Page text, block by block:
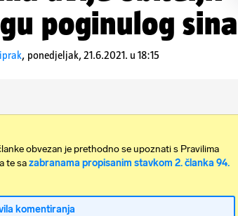
poginulog sina
, ponedjeljak, 21.6.2021. u 18:15
obvezan je prethodno se upoznati s Pravilima
te sazabranama propisanim stavkom 2. članka 94.
komentiranja